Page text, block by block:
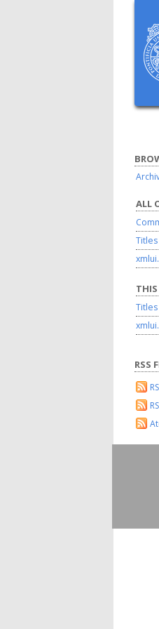
ALL
Titles
Titles
RSS